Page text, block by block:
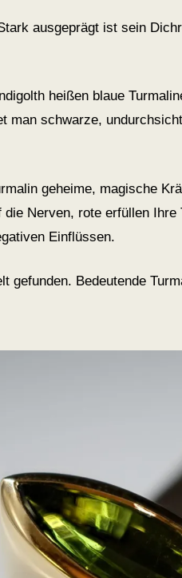
ausgeprägt ist sein
heißen blaue
man schwarze,
geheime, magische
Nerven, rote erfüllen
Einflüssen.
gefunden. Bedeutende